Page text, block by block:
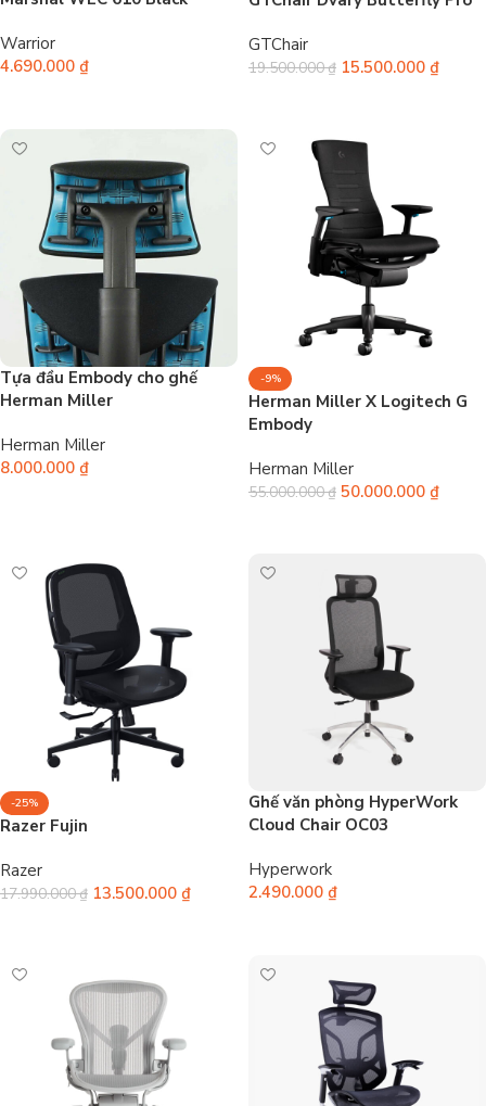
Warrior
4.690.000 ₫
GTChair
19.500.000₫ 15.500.000 ₫
Tựa đầu Embody cho ghế
Herman Miller
Herman Miller
8.000.000 ₫
-9%
Herman Miller X Logitech G
Embody
Herman Miller
55.000.000₫ 50.000.000 ₫
-25%
Razer Fujin
Razer
17.990.000₫ 13.500.000 ₫
Ghế văn phòng HyperWork
Cloud Chair OC03
Hyperwork
2.490.000 ₫